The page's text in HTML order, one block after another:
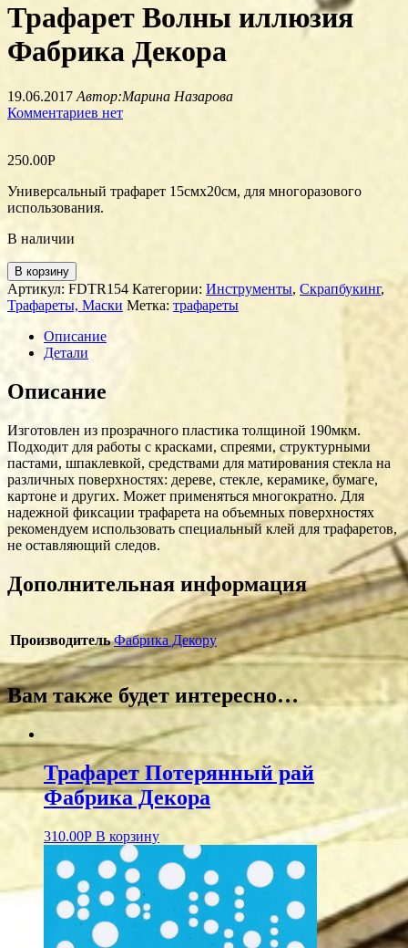
Трафарет Волны иллюзия
Фабрика Декора
19.06.2017 Автор:Марина Назарова
Комментариев нет
250.00Р
Универсальный трафарет 15смх20см, для многоразового
использования.
В наличии
В корзину
Артикул: FDTR154 Категории: Инструменты, Скрапбукинг,
Трафареты, Маски Метка: трафареты
Описание
Детали
Описание
Изготовлен из прозрачного пластика толщиной 190мкм.
Подходит для работы с красками, спреями, структурными
пастами, шпаклевкой, средствами для матирования стекла на
различных поверхностях: дереве, стекле, керамике, бумаге,
картоне и других. Может применяться многократно. Для
надежной фиксации трафарета на объемных поверхностях
рекомендуем использовать специальный клей для трафаретов,
не оставляющий следов.
Дополнительная информация
Производитель Фабрика Декору
Вам также будет интересно…
Трафарет Потерянный рай
Фабрика Декора
310.00Р В корзину